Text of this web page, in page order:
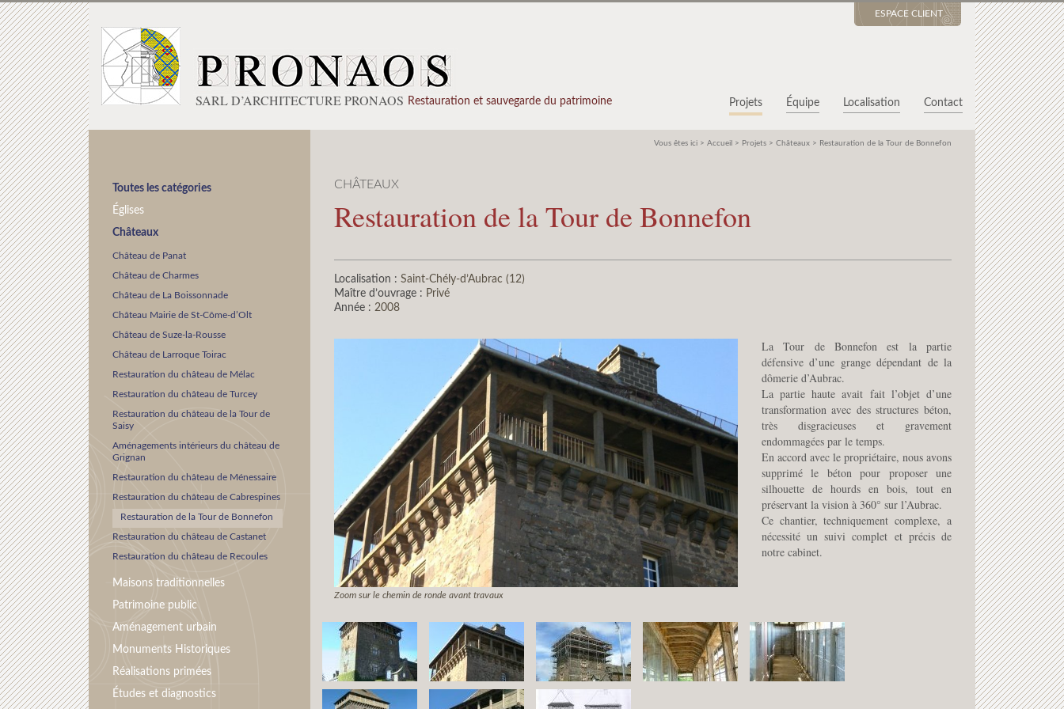
ESPACE CLIENT
SARL D’ARCHITECTURE PRONAOS Restauration et sauvegarde du patrimoine Projets Équipe Localisation Contact
Toutes les catégories
Églises
Châteaux
Château de Panat
Château de Charmes
Château de La Boissonnade
Château Mairie de St-Côme-d’Olt
Château de Suze-la-Rousse
Château de Larroque Toirac
Restauration du château de Mélac
Restauration du château de Turcey
Restauration du château de la Tour de
Saisy
Aménagements intérieurs du château de
Grignan
Restauration du château de Ménessaire
Restauration du château de Cabrespines
Restauration de la Tour de Bonnefon
Restauration du château de Castanet
Restauration du château de Recoules
Maisons traditionnelles
Patrimoine public
Aménagement urbain
Monuments Historiques
Réalisations primées
Études et diagnostics
Vous êtes ici > Accueil > Projets > Châteaux > Restauration de la Tour de Bonnefon
CHÂTEAUX
Restauration de la Tour de Bonnefon
Localisation : Saint-Chély-d’Aubrac (12)
Maître d’ouvrage : Privé
Année : 2008
Zoom sur le chemin de ronde avant travaux
La Tour de Bonnefon est la partie
défensive d’une grange dépendant de la
dômerie d’Aubrac.
La partie haute avait fait l’objet d’une
transformation avec des structures béton,
très disgracieuses et gravement
endommagées par le temps.
En accord avec le propriétaire, nous avons
supprimé le béton pour proposer une
silhouette de hourds en bois, tout en
préservant la vision à 360° sur l’Aubrac.
Ce chantier, techniquement complexe, a
nécessité un suivi complet et précis de
notre cabinet.